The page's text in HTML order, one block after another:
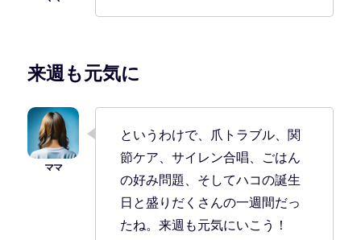
来週も元気に
というわけで、爪トラブル、関
節ケア、サイレン合唱、ごはん
の好み問題、そしてハコの誕生
日と盛りだくさんの一週間だっ
たね。来週も元気にいこう！